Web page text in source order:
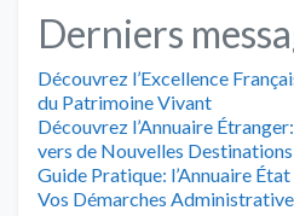
Derniers
Découvrez l’Excellence
du Patrimoine Vivant
Découvrez l’Annuaire
vers de Nouvelles Destinations
Guide Pratique: l’Annuaire
Vos Démarches